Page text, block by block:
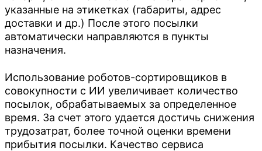
указанные на этикетках (габариты, адрес
доставки и др.) После этого посылки
автоматически направляются в пункты
назначения.
Использование роботов-сортировщиков в
совокупности с ИИ увеличивает количество
посылок, обрабатываемых за определенное
время. За счет этого удается достичь снижения
трудозатрат, более точной оценки времени
прибытия посылки. Качество сервиса